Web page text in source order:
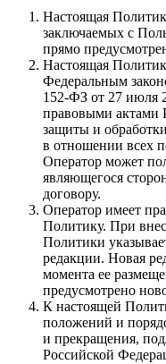
Настоящая
заключаемых с
прямо
Настоящая
Федеральным
152-ФЗ от 27 июля
правовыми актами
защиты и
в отношении всех
Оператор может
являющегося
договору.
Оператор имеет
Политику. При
Политики
редакции. Новая
момента ее
предусмотрено
К настоящей
положений и
и прекращения,
Российской